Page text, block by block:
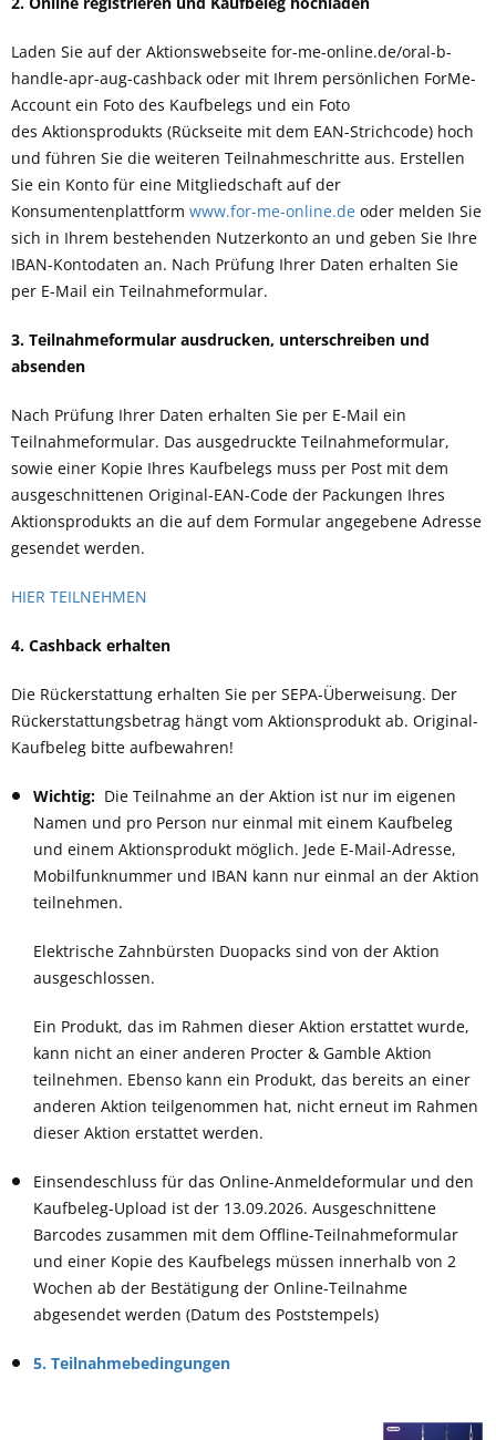
Laden Sie auf der Aktionswebseite for-me-online.de/oral-b-
handle-apr-aug-cashback oder mit Ihrem persönlichen ForMe-
Account ein Foto des Kaufbelegs und ein Foto
des Aktionsprodukts (Rückseite mit dem EAN-Strichcode) hoch
und führen Sie die weiteren Teilnahmeschritte aus. Erstellen
Sie ein Konto für eine Mitgliedschaft auf der
Konsumentenplattform www.for-me-online.de oder melden Sie
sich in Ihrem bestehenden Nutzerkonto an und geben Sie Ihre
IBAN-Kontodaten an. Nach Prüfung Ihrer Daten erhalten Sie
per E-Mail ein Teilnahmeformular.
3. Teilnahmeformular ausdrucken, unterschreiben und
absenden
Nach Prüfung Ihrer Daten erhalten Sie per E-Mail ein
Teilnahmeformular. Das ausgedruckte Teilnahmeformular,
sowie einer Kopie Ihres Kaufbelegs muss per Post mit dem
ausgeschnittenen Original-EAN-Code der Packungen Ihres
Aktionsprodukts an die auf dem Formular angegebene Adresse
gesendet werden.
HIER TEILNEHMEN
4. Cashback erhalten
Die Rückerstattung erhalten Sie per SEPA-Überweisung. Der
Rückerstattungsbetrag hängt vom Aktionsprodukt ab. Original-
Kaufbeleg bitte aufbewahren!
Wichtig: Die Teilnahme an der Aktion ist nur im eigenen
Namen und pro Person nur einmal mit einem Kaufbeleg
und einem Aktionsprodukt möglich. Jede E-Mail-Adresse,
Mobilfunknummer und IBAN kann nur einmal an der Aktion
teilnehmen.
Elektrische Zahnbürsten Duopacks sind von der Aktion
ausgeschlossen.
Ein Produkt, das im Rahmen dieser Aktion erstattet wurde,
kann nicht an einer anderen Procter & Gamble Aktion
teilnehmen. Ebenso kann ein Produkt, das bereits an einer
anderen Aktion teilgenommen hat, nicht erneut im Rahmen
dieser Aktion erstattet werden.
Einsendeschluss für das Online-Anmeldeformular und den
Kaufbeleg-Upload ist der 13.09.2026. Ausgeschnittene
Barcodes zusammen mit dem Offline-Teilnahmeformular
und einer Kopie des Kaufbelegs müssen innerhalb von 2
Wochen ab der Bestätigung der Online-Teilnahme
abgesendet werden (Datum des Poststempels)
5. Teilnahmebedingungen